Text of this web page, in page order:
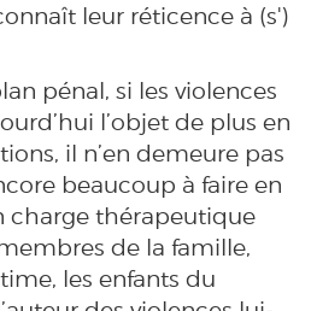
leur réticence à (s')
pénal, si les violences
l’objet de plus en
il n’en demeure pas
beaucoup à faire en
charge thérapeutique
de la famille,
les enfants du